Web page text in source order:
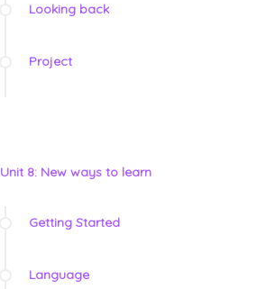
Looking back
Project
Unit 8: New ways to learn
Getting Started
Language